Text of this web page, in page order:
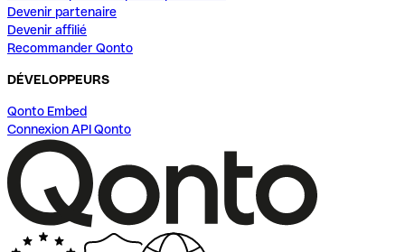
Devenir partenaire
Devenir affilié
Recommander Qonto
DÉVELOPPEURS
Qonto Embed
Connexion API Qonto